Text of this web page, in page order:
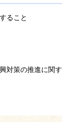
ること
対策の推進に関す